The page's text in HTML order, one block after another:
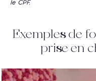
le CPF.
Exemples de
prise en